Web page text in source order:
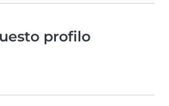
profilo